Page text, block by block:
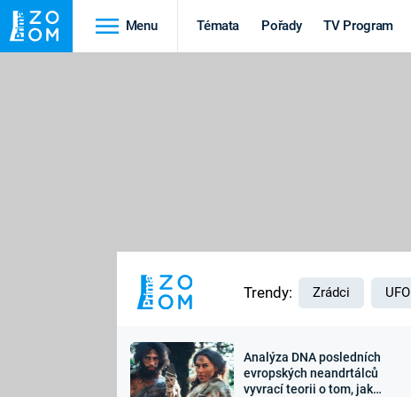
Menu Témata Pořady TV Program
Výročí
Trendy: Zrádci UFO
Analýza DNA posledních
evropských neandrtálců
vyvrací teorii o tom, jak